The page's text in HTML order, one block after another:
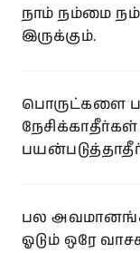
நாம் நம்மை
இருக்கும்.
பொருட்களை
பல
ஓடும் ஒரே